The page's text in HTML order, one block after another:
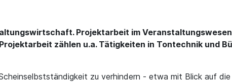
Projektarbeit im
zählen u.a. Tätigkeiten in Tontechnik und
zu verhindern - etwa mit Blick auf die